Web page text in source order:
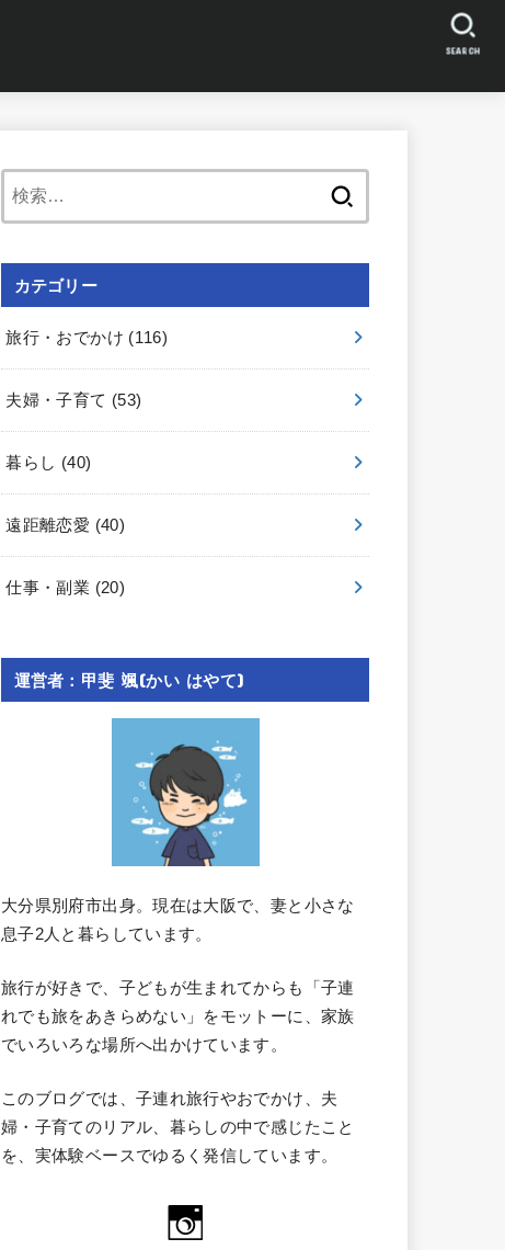
SEARCH
カテゴリー
旅行・おでかけ (116)
夫婦・子育て (53)
暮らし (40)
遠距離恋愛 (40)
仕事・副業 (20)
運営者：甲斐 颯(かい はやて)
大分県別府市出身。現在は大阪で、妻と小さな
息子2人と暮らしています。
旅行が好きで、子どもが生まれてからも「子連
れでも旅をあきらめない」をモットーに、家族
でいろいろな場所へ出かけています。
このブログでは、子連れ旅行やおでかけ、夫
婦・子育てのリアル、暮らしの中で感じたこと
を、実体験ベースでゆるく発信しています。